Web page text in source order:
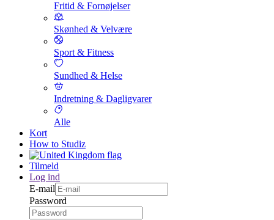
Fritid & Fornøjelser
Skønhed & Velvære
Sport & Fitness
Sundhed & Helse
Indretning & Dagligvarer
Alle
Kort
How to Studiz
Tilmeld
Log ind
E-mail
Password